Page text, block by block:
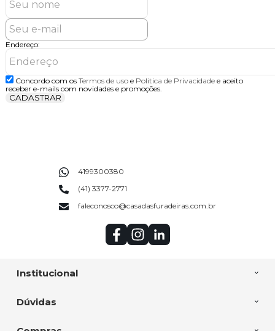
Endereço:
Concordo com os Termos de usoe Politica de Privacidadee aceito
receber e-mails com novidades e promoções.
CADASTRAR
Institucional
Dúvidas
4199300380
(41) 3377-2771
faleconosco@casadasfuradeiras.com.br